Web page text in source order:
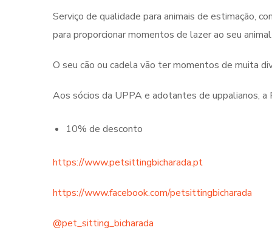
Serviço de qualidade para animais de estimação,
para proporcionar momentos de lazer ao seu
O seu cão ou cadela vão ter momentos de muita
Aos sócios da UPPA e adotantes de uppalianos, a
10% de desconto
https://www.petsittingbicharada.pt
https://www.facebook.com/petsittingbicharada
@pet_sitting_bicharada